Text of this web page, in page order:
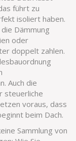
führt zu
isoliert haben.
Dämmung
oder
doppelt zahlen.
Auch die
steuerliche
voraus, dass
beim Dach.
Sammlung von